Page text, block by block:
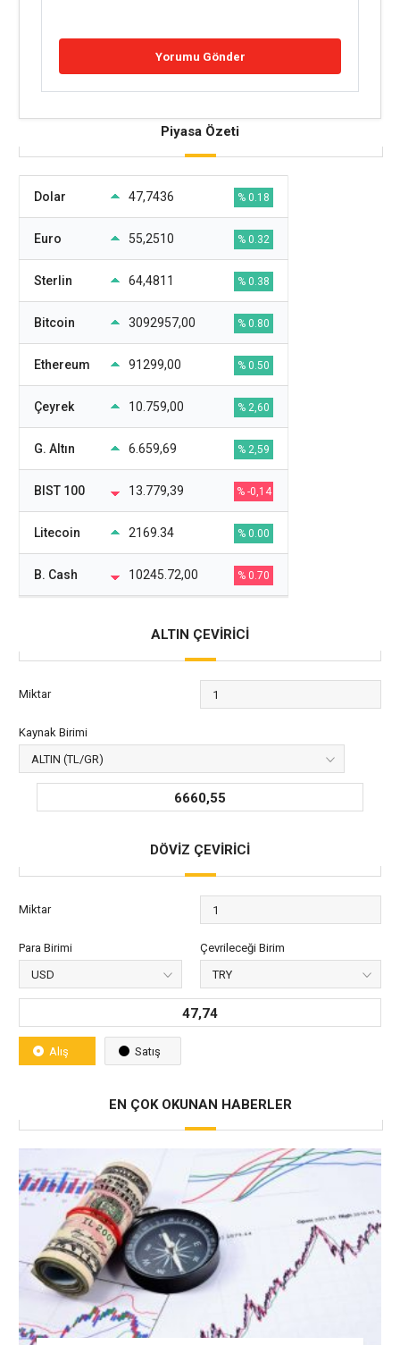
Piyasa Özeti
Dolar 47,7436 % 0.18
Euro 55,2510 % 0.32
Sterlin 64,4811 % 0.38
Bitcoin 3092957,00 % 0.80
Ethereum 91299,00 % 0.50
Çeyrek 10.759,00 % 2,60
G. Altın 6.659,69 % 2,59
BIST 100 13.779,39 % -0,14
Litecoin 2169.34 % 0.00
B. Cash 10245.72,00 % 0.70
ALTIN ÇEVİRİCİ
Miktar
Kaynak Birimi
6660,55
DÖVİZ ÇEVİRİCİ
Miktar
Para Birimi Çevrileceği Birim
47,74
Alış Satış
EN ÇOK OKUNAN HABERLER